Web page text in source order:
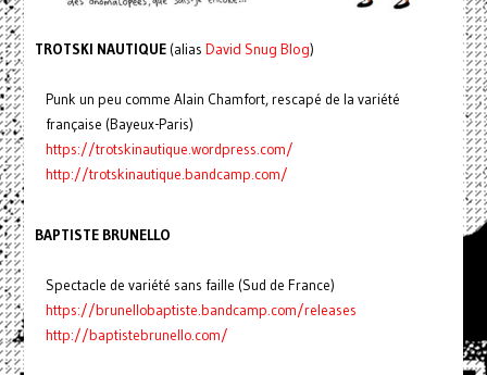
TROTSKI NAUTIQUE(alias David Snug Blog)
Punk un peu comme Alain Chamfort, rescapé de la variété
française (Bayeux-Paris)
https://trotskinautique.wordpress.com/
http://trotskinautique.bandcamp.com/
BAPTISTE BRUNELLO
Spectacle de variété sans faille (Sud de France)
https://brunellobaptiste.bandcamp.com/releases
http://baptistebrunello.com/